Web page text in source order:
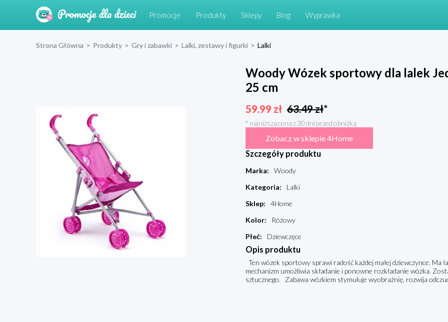
Promocje Produkty Sklepy Blog Wyprawka
Strona Główna > Produkty > Gry i zabawki > Lalki, zestawy i figurki > Lalki
Woody Wózek sportowy dla lalek
25 cm
59.99 zł 63.49zł*
* najniższa cena z 30 dni przed obniżką
Zobacz w sklepie 4Home
Szczegóły produktu
Marka:
Woody
Kategoria:
Lalki
Sklep:
4Home
Kolor:
Różowy
Płeć: Dziewczęce
Opis produktu
Ten wózek sportowy sprawi radość każdej małej dziewczynce. Ma
mechanizm umożliwia składanie i ponowne rozkładanie wózka.
sztucznego. Zabawa wózkiem stymuluje wyobraźnię, rozwija